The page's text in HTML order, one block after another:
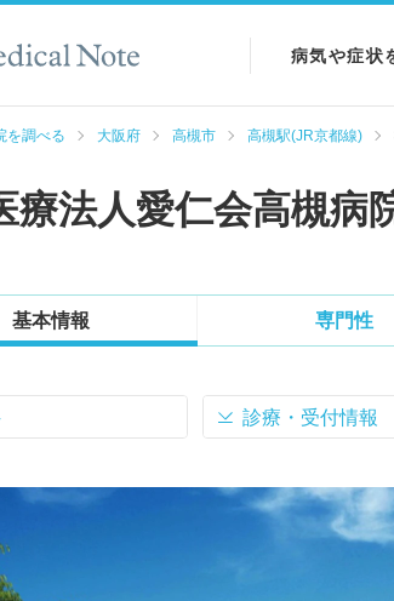
病気や症状
を調べる 大阪府 高槻市 高槻駅(JR京都線)
療法人愛仁会高槻病
基本情報 専門性
診療・受付情報